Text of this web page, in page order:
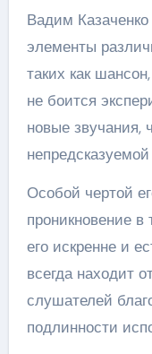
Вадим Казаченко
элементы
таких как
не боится
новые звучания,
Особой чертой
проникновение в
его искренне и
всегда находит
слушателей
подлинности